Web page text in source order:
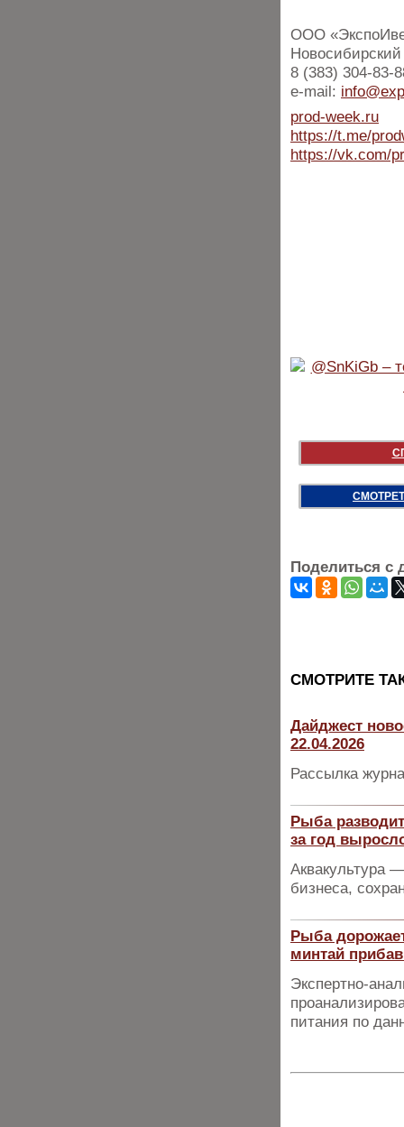
ООО
8 (383) 304-83-
e-mail:
prod-week.ru
https://t.me/
https://vk.com/
Поделиться с
CМОТРИТЕ
Дайджест
22.04.2026
Рассылка
Рыба
за год
Аквакультура
бизнеса,
Рыба
минтай
Экспертно-
питания по